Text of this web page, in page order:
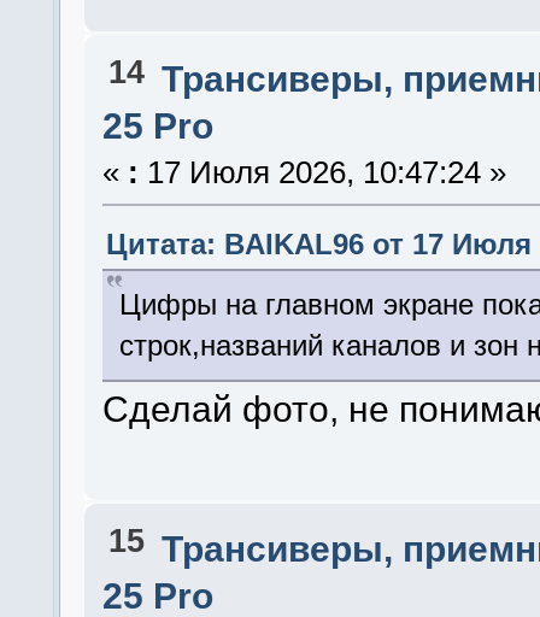
14 Трансиверы,
25 Pro
« : 17 Июля 2026, 10:47:24 »
Цитата: BAIKAL96 от 17 Июля
Цифры на главном экране
строк,названий каналов и зон
Сделай фото, не
15 Трансиверы,
25 Pro